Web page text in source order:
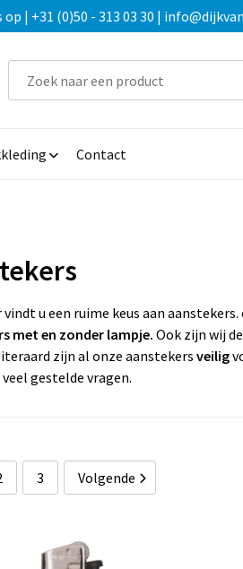
| +31 (0)50 - 313 03 30 |
Contact
u een ruime keus aan aanstekers.
met en zonder lampje. Ook zijn wij
zijn al onze aanstekers veilig
gestelde vragen.
3 Volgende